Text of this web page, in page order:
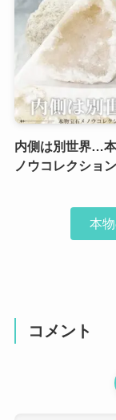
内側は別世界…
ノウコレクション
本
コメント